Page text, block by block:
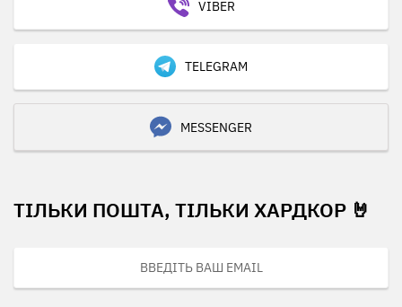
VIBER
TELEGRAM
MESSENGER
ТІЛЬКИ ПОШТА, ТІЛЬКИ ХАРДКОР 🤘